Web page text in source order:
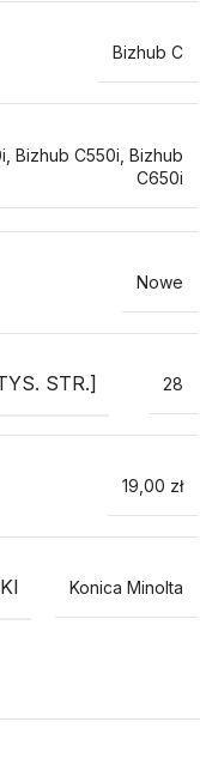
Bizhub C
Bizhub C550i Bizhub
C650i
Nowe
STR.] 28
19,00 zł
Konica Minolta